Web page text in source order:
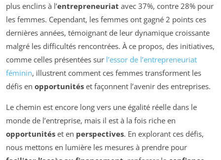
plus enclins à l’entrepreneuriat avec 37%, contre 28% pour
les femmes. Cependant, les femmes ont gagné 2 points ces
dernières années, témoignant de leur dynamique croissante
malgré les difficultés rencontrées. À ce propos, des initiatives,
comme celles présentées sur l’essor de l’entrepreneuriat
féminin, illustrent comment ces femmes transforment les
défis en opportunités et façonnent l’avenir des entreprises.
Le chemin est encore long vers une égalité réelle dans le
monde de l’entreprise, mais il est à la fois riche en
opportunités et en perspectives. En explorant ces défis,
nous mettons en lumière les mesures à prendre pour